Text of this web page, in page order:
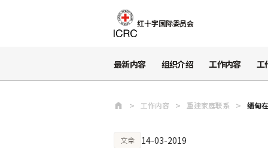
红十字国际委员会
最新内容 组织介绍 工作内容 工
工作内容 重建家庭联系 缅甸
文章 14-03-2019